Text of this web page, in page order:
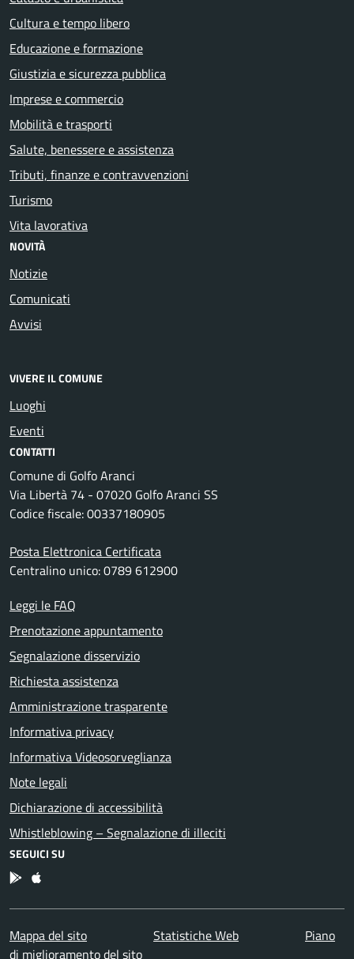
Cultura e tempo libero
Educazione e formazione
Giustizia e sicurezza pubblica
Imprese e commercio
Mobilità e trasporti
Salute, benessere e assistenza
Tributi, finanze e contravvenzioni
Turismo
Vita lavorativa
NOVITÀ
Notizie
Comunicati
Avvisi
VIVERE IL COMUNE
Luoghi
Eventi
CONTATTI
Comune di Golfo Aranci
Via Libertà 74 - 07020 Golfo Aranci SS
Codice fiscale: 00337180905
Posta Elettronica Certificata
Centralino unico: 0789 612900
Leggi le FAQ
Prenotazione appuntamento
Segnalazione disservizio
Richiesta assistenza
Amministrazione trasparente
Informativa privacy
Informativa Videosorveglianza
Note legali
Dichiarazione di accessibilità
Whistleblowing – Segnalazione di illeciti
SEGUICI SU
App Android
App IOS
Mappa del sito Statistiche Web
Piano
di miglioramento del sito